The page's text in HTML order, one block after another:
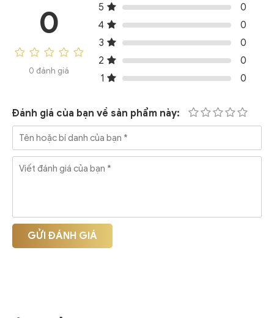
0
0 đánh giá
5
0
4
0
3
0
2
0
1
0
Đánh giá của bạn về sản phẩm này:
GỬI ĐÁNH GIÁ